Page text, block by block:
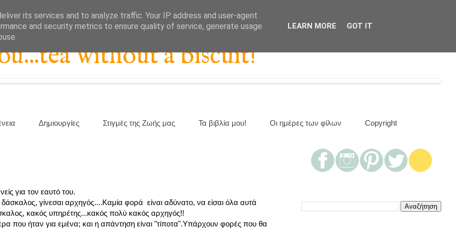
without a biscuit!
Δημιουργίες Στιγμές της Ζωής μας Τα βιβλία μου! Οι ημέρες των φίλων Copyright
για τον εαυτό του.
δάσκαλος, γίνεσαι αρχηγός....Καμία φορά είναι αδύνατο, να είσαι όλα αυτά
κακός υπηρέτης...κακός πολύ κακός αρχηγός!!
που ήταν για εμένα; και η απάντηση είναι "τίποτα".Υπάρχουν φορές που θα
its services and to analyze traffic. Your IP address and user-agent
and security metrics to ensure quality of service, generate usage
LEARN MORE GOT IT